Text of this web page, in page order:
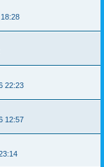
22:23
12:57